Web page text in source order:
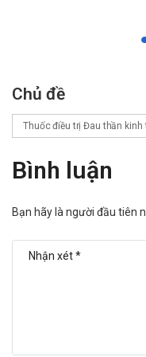
Mắt: Rối loạn thị
Tai: Giảm thính lực.
Một số triệu
chứng giả cúm.
phải như: Áp-xe, suy
vệ, lệ thuộc thuốc,
ngừng thở,…
Pregabalin có tương
Chủ đề
Thuốc điều trị Đau thần kinh
Bình luận
Bạn hãy là người đầu tiên